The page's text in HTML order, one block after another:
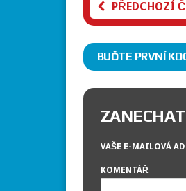
PŘEDCHOZÍ
BUĎTE PRVNÍ
VAŠE E-MAILOVÁ
KOMENTÁŘ